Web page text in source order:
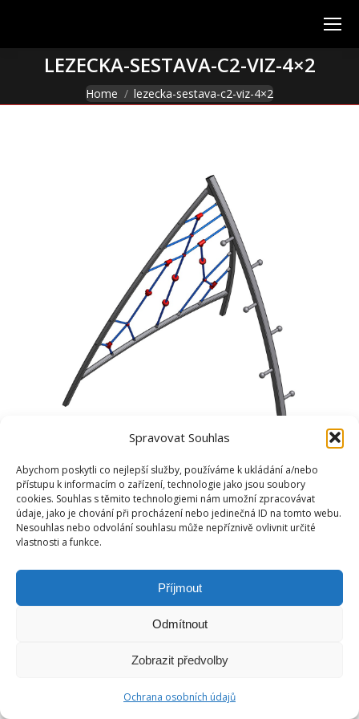
Spravovat Souhlas
Abychom poskytli co nejlepší služby, používáme k ukládání a/nebo
přístupu k informacím o zařízení, technologie jako jsou soubory
cookies. Souhlas s těmito technologiemi nám umožní zpracovávat
údaje, jako je chování při procházení nebo jedinečná ID na tomto webu.
Nesouhlas nebo odvolání souhlasu může nepříznivě ovlivnit určité
vlastnosti a funkce.
Příjmout
Odmítnout
Zobrazit předvolby
Ochrana osobních údajů
LEZECKA-SESTAVA-C2-VIZ-4×2
You are here:
Home lezecka-sestava-c2-viz-4×2